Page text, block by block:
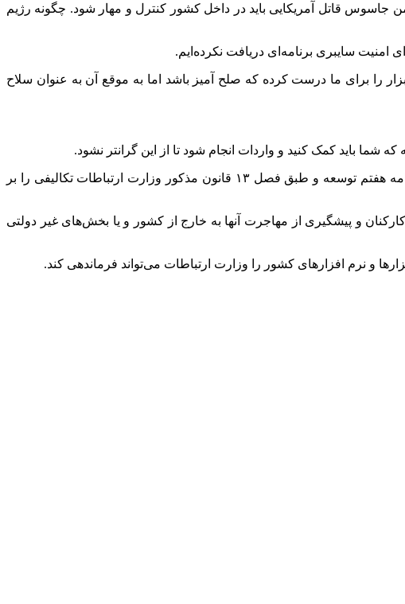
جاسوس قاتل آمریکایی باید در داخل کشور کنترل و مهار شود. چگونه رژیم
امنیت سایبری برنامه‌ای دریافت نکرده‌ایم.
را برای ما درست کرده که صلح آمیز باشد اما به موقع آن به عنوان سلاح
باید کمک کنید و واردات انجام شود تا از این گرانتر نشود.
ابراهیم عزیزی نماینده مردم تهران، ری شمیرانات، پردیس، اسلامشهر در مجلس در این نشست عنوان کرد: بر اساس قانون برنامه هفتم توسعه و طبق فصل ۱۳ قانون مذکور وزارت ارتباطات تکالیفی را بر
و پیشگیری از مهاجرت آنها به خارج از کشور و یا بخش‌های غیر دولتی
و نرم افزارهای کشور را وزارت ارتباطات می‌تواند فرماندهی کند.